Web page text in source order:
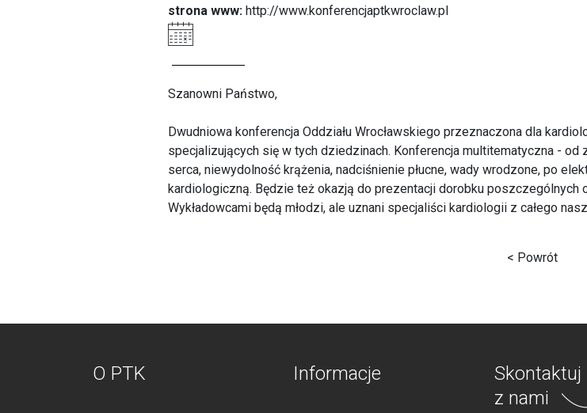
strona www: http://www.konferencjaptkwroclaw.pl
Szanowni Państwo,
Dwudniowa konferencja Oddziału Wrocławskiego przeznaczona dla
specjalizujących się w tych dziedzinach. Konferencja multitematyczna -
serca, niewydolność krążenia, nadciśnienie płucne, wady wrodzone, po
kardiologiczną. Będzie też okazją do prezentacji dorobku poszczególnych
Wykładowcami będą młodzi, ale uznani specjaliści kardiologii z całego
< Powrót
O PTK Informacje
Skontaktuj
z nami